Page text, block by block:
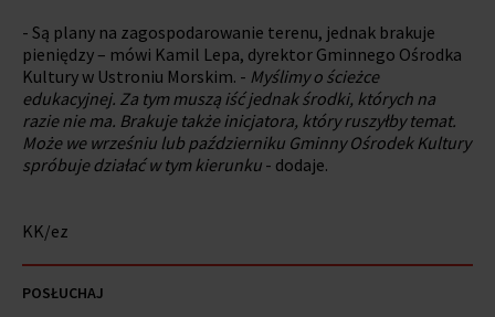
- Są plany na zagospodarowanie terenu, jednak brakuje
pieniędzy – mówi Kamil Lepa, dyrektor Gminnego Ośrodka
Kultury w Ustroniu Morskim. - Myślimy o ścieżce
edukacyjnej. Za tym muszą iść jednak środki, których na
razie nie ma. Brakuje także inicjatora, który ruszyłby temat.
Może we wrześniu lub październiku Gminny Ośrodek Kultury
spróbuje działać w tym kierunku - dodaje.
KK/ez
POSŁUCHAJ